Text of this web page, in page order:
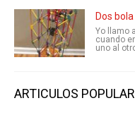
Dos
Yo llamo
cuando
uno al
ARTICULOS